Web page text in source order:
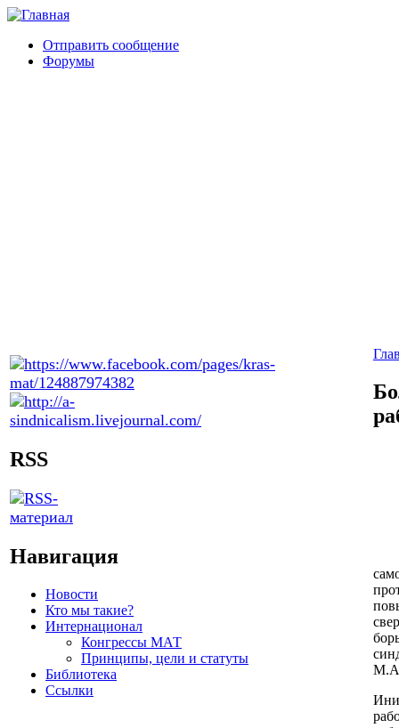
Отправить сообщение
Форумы
RSS
Навигация
Новости
Кто мы такие?
Интернационал
Конгрессы МАТ
Принципы, цели и статуты
Библиотека
Ссылки